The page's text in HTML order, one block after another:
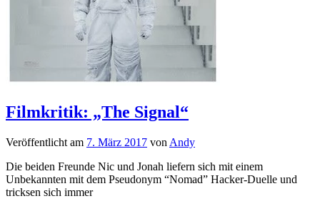
Filmkritik: „The Signal“
Veröffentlicht am 7. März 2017 von Andy
Die beiden Freunde Nic und Jonah liefern sich mit einem
Unbekannten mit dem Pseudonym “Nomad” Hacker-Duelle und
tricksen sich immer